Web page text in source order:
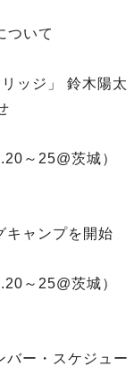
ついて
ッジ」 鈴木陽太
～25@茨城）
キャンプを開始
～25@茨城）
バー・スケジュー